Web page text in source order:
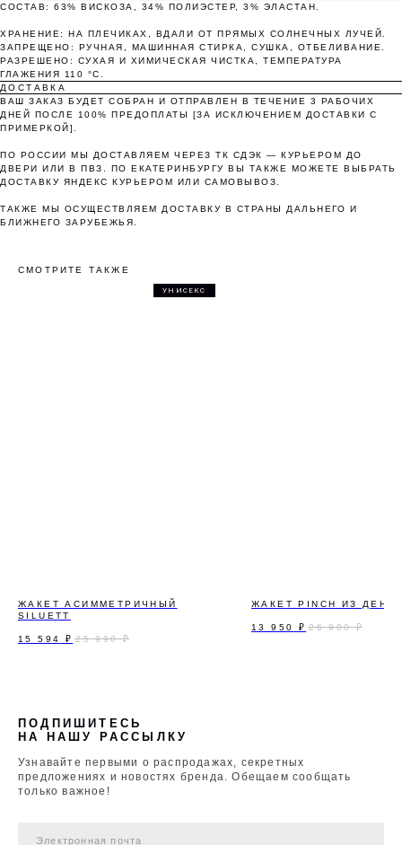
СОСТАВ: 63% ВИСКОЗА, 34% ПОЛИЭСТЕР, 3% ЭЛАСТАН.
ХРАНЕНИЕ: НА ПЛЕЧИКАХ, ВДАЛИ ОТ ПРЯМЫХ СОЛНЕЧНЫХ ЛУЧЕЙ.
ЗАПРЕЩЕНО: РУЧНАЯ, МАШИННАЯ СТИРКА, СУШКА, ОТБЕЛИВАНИЕ.
РАЗРЕШЕНО: СУХАЯ И ХИМИЧЕСКАЯ ЧИСТКА, ТЕМПЕРАТУРА
ГЛАЖЕНИЯ 110 °C.
ДОСТАВКА
ВАШ ЗАКАЗ БУДЕТ СОБРАН И ОТПРАВЛЕН В ТЕЧЕНИЕ 3 РАБОЧИХ
ДНЕЙ ПОСЛЕ 100% ПРЕДОПЛАТЫ [ЗА ИСКЛЮЧЕНИЕМ ДОСТАВКИ С
ПРИМЕРКОЙ].
ПО РОССИИ МЫ ДОСТАВЛЯЕМ ЧЕРЕЗ ТК СДЭК — КУРЬЕРОМ ДО
ДВЕРИ ИЛИ В ПВЗ. ПО ЕКАТЕРИНБУРГУ ВЫ ТАКЖЕ МОЖЕТЕ ВЫБРАТЬ
ДОСТАВКУ ЯНДЕКС КУРЬЕРОМ ИЛИ САМОВЫВОЗ.
ТАКЖЕ МЫ ОСУЩЕСТВЛЯЕМ ДОСТАВКУ В СТРАНЫ ДАЛЬНЕГО И
БЛИЖНЕГО ЗАРУБЕЖЬЯ.
СМОТРИТЕ ТАКЖЕ
УНИСЕКС
ЖАКЕТ АСИММЕТРИЧНЫЙ
SILUETT
15 594 ₽ 25 990 ₽
ЖАКЕТ PINCH ИЗ
13 950 ₽ 26 900 ₽
ПОДПИШИТЕСЬ
НА НАШУ РАССЫЛКУ
Узнавайте первыми о распродажах, секретных
предложениях и новостях бренда. Обещаем сообщать
только важное!
Как обычная оплата картой
Понятно